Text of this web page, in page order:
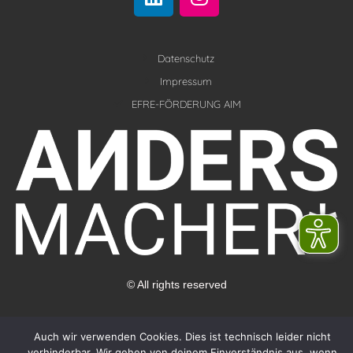
i
n
e
d
i
n
n
s
a
g
r
a
m
Datenschutz
Impressum
EFRE-FÖRDERUNG AIM
© All rights reserved
Auch wir verwenden Cookies. Dies ist technisch leider nicht